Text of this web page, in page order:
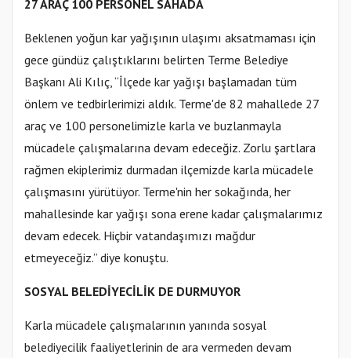
27 ARAÇ 100 PERSONEL SAHADA
Beklenen yoğun kar yağışının ulaşımı aksatmaması için
gece gündüz çalıştıklarını belirten Terme Belediye
Başkanı Ali Kılıç, “İlçede kar yağışı başlamadan tüm
önlem ve tedbirlerimizi aldık. Terme'de 82 mahallede 27
araç ve 100 personelimizle karla ve buzlanmayla
mücadele çalışmalarına devam edeceğiz. Zorlu şartlara
rağmen ekiplerimiz durmadan ilçemizde karla mücadele
çalışmasını yürütüyor. Terme'nin her sokağında, her
mahallesinde kar yağışı sona erene kadar çalışmalarımız
devam edecek. Hiçbir vatandaşımızı mağdur
etmeyeceğiz.” diye konuştu.
SOSYAL BELEDİYECİLİK DE DURMUYOR
Karla mücadele çalışmalarının yanında sosyal
belediyecilik faaliyetlerinin de ara vermeden devam